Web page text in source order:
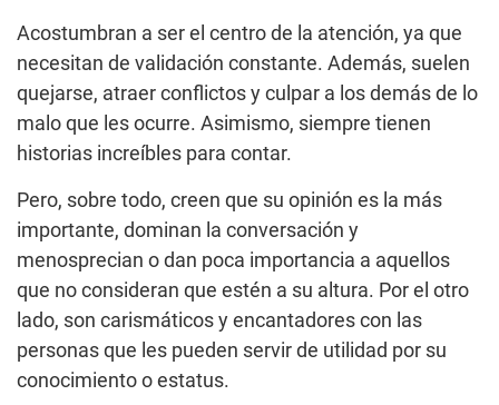
Acostumbran a ser el centro de la atención, ya que
necesitan de validación constante. Además, suelen
quejarse, atraer conflictos y culpar a los demás de lo
malo que les ocurre. Asimismo, siempre tienen
historias increíbles para contar.
Pero, sobre todo, creen que su opinión es la más
importante, dominan la conversación y
menosprecian o dan poca importancia a aquellos
que no consideran que estén a su altura. Por el otro
lado, son carismáticos y encantadores con las
personas que les pueden servir de utilidad por su
conocimiento o estatus.